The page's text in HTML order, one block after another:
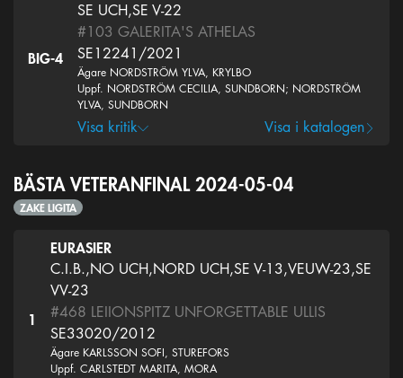
BIG-4
SE UCH,SE V-22
#103 GALERITA'S ATHELAS
SE12241/2021
Ägare NORDSTRÖM YLVA, KRYLBO
Uppf. NORDSTRÖM CECILIA, SUNDBORN; NORDSTRÖM
YLVA, SUNDBORN
Visa kritik Visa i katalogen
BÄSTA VETERANFINAL 2024-05-04
ZAKE LIGITA
1
EURASIER
C.I.B.,NO UCH,NORD UCH,SE V-13,VEUW-23,SE
VV-23
#468 LEIIONSPITZ UNFORGETTABLE ULLIS
SE33020/2012
Ägare KARLSSON SOFI, STUREFORS
Uppf. CARLSTEDT MARITA, MORA